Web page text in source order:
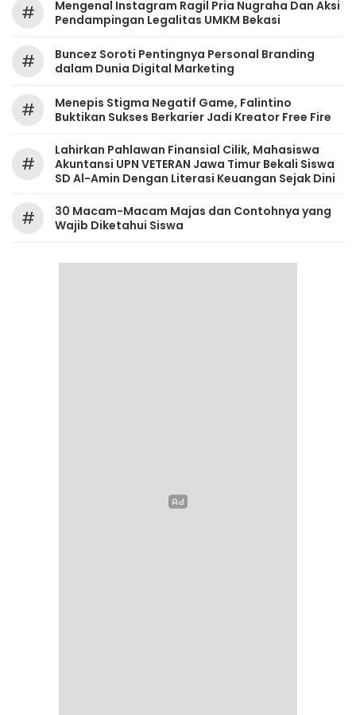
#
Mengenal Instagram Ragil Pria Nugraha Dan Aksi
Pendampingan Legalitas UMKM Bekasi
#
‎Buncez Soroti Pentingnya Personal Branding
dalam Dunia Digital Marketing
#
Menepis Stigma Negatif Game, Falintino
Buktikan Sukses Berkarier Jadi Kreator Free Fire
#
Lahirkan Pahlawan Finansial Cilik, Mahasiswa
Akuntansi UPN VETERAN Jawa Timur Bekali Siswa
SD Al-Amin Dengan Literasi Keuangan Sejak Dini
#
30 Macam-Macam Majas dan Contohnya yang
Wajib Diketahui Siswa